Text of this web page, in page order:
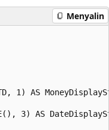
Menyalin
1) AS
3) AS